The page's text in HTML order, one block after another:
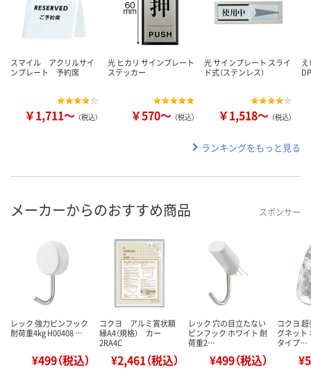
スマイル アクリルサイ
ンプレート 予約席
￥1,711～ （税込）
光 ヒカリ サインプレート
ステッカー
￥570～ （税込）
光 サインプレート スライ
ド式（ステンレス）
￥1,518～ （税込）
ランキングをもっと見る
メーカーからのおすすめ商品 スポンサー
レック 強力ピンフック
耐荷重4kg H00408 …
¥499（税込）
コクヨ アルミ賞状額
縁A4（規格） カー
2RA4C
¥2,461（税込）
レック 穴の目立たない
ピンフック ホワイト 耐
荷重2…
¥499（税込）
コクヨ
グネット
タイプ…